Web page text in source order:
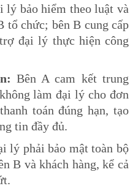
lý bảo hiểm theo luật và
tổ chức; bên B cung cấp
đại lý thực hiện công
Bên A cam kết trung
làm đại lý cho đơn
toán đúng hạn, tạo
tin đầy đủ.
lý phải bảo mật toàn bộ
B và khách hàng, kể cả